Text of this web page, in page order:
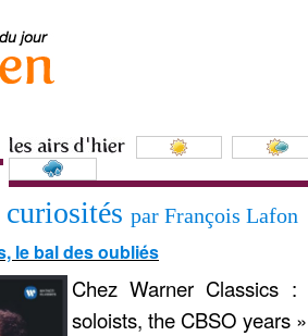
par François Lafon
le bal des oubliés
Chez Warner Classics
soloists, the CBSO years